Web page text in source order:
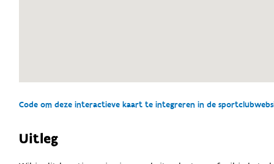
Code om deze interactieve kaart te integreren in de
Uitleg